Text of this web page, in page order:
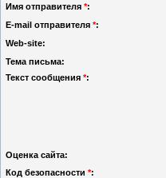
Имя отправителя *:
E-mail отправителя *:
Web-site:
Тема письма:
Текст сообщения *:
Оценка сайта:
Код безопасности *: